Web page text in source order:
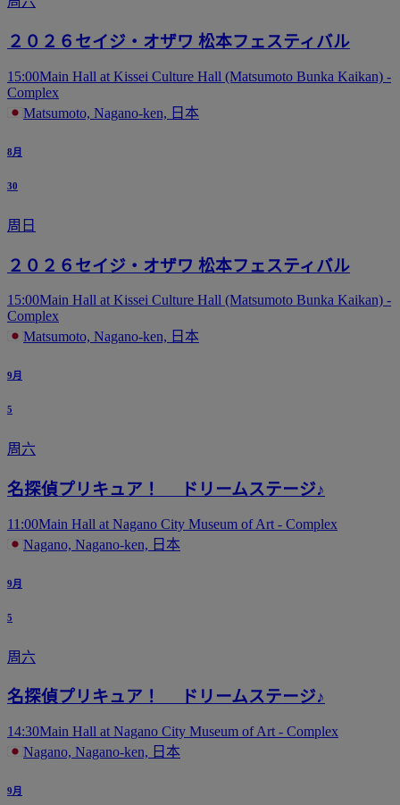
２０２６セイジ・オザワ 松本フェスティバル
15:00Main Hall at Kissei Culture Hall (Matsumoto Bunka Kaikan) -
Complex
Matsumoto, Nagano-ken, 日本
8月
30
周日
２０２６セイジ・オザワ 松本フェスティバル
15:00Main Hall at Kissei Culture Hall (Matsumoto Bunka Kaikan) -
Complex
Matsumoto, Nagano-ken, 日本
9月
5
周六
名探偵プリキュア！ ドリームステージ♪
11:00Main Hall at Nagano City Museum of Art - Complex
Nagano, Nagano-ken, 日本
9月
5
周六
名探偵プリキュア！ ドリームステージ♪
14:30Main Hall at Nagano City Museum of Art - Complex
Nagano, Nagano-ken, 日本
9月